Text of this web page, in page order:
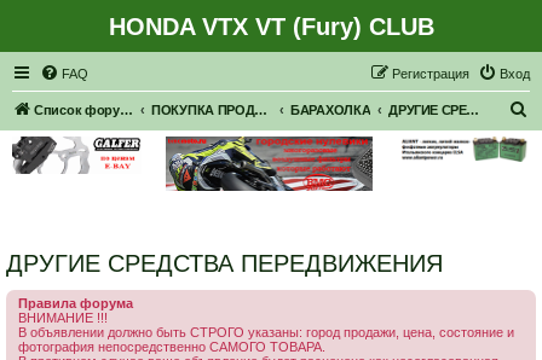
HONDA VTX VT (Fury) CLUB
FAQ Вход
Регистрация
Список форумов ПОКУПКА ПРОДАЖА БАРАХОЛКА ДРУГИЕ СРЕДСТВА ПЕРЕДВИЖЕНИЯ
ДРУГИЕ СРЕДСТВА ПЕРЕДВИЖЕНИЯ
Правила форума
ВНИМАНИЕ !!!
В объявлении должно быть СТРОГО указаны: город продажи, цена, состояние и
фотография непосредственно САМОГО ТОВАРА.